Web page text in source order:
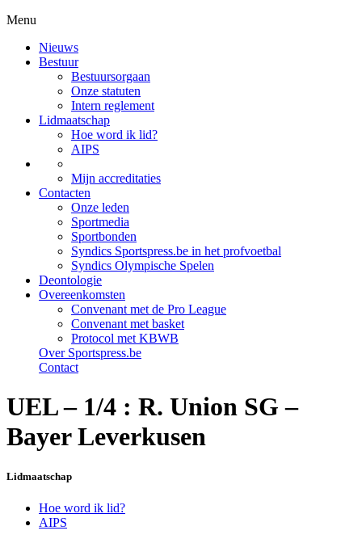
Menu
Nieuws
Bestuur
Bestuursorgaan
Onze statuten
Intern reglement
Lidmaatschap
Hoe word ik lid?
AIPS
Mijn accreditaties
Contacten
Onze leden
Sportmedia
Sportbonden
Syndics Sportspress.be in het profvoetbal
Syndics Olympische Spelen
Deontologie
Overeenkomsten
Convenant met de Pro League
Convenant met basket
Protocol met KBWB
Over Sportspress.be
Contact
UEL – 1/4 : R. Union SG –
Bayer Leverkusen
Lidmaatschap
Hoe word ik lid?
AIPS